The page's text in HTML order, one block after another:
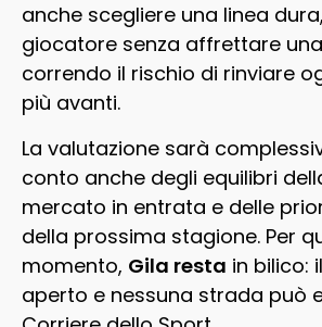
anche scegliere una linea
giocatore senza affrettare
correndo il rischio di rinviare
più avanti.
La valutazione sarà
conto anche degli equilibri
mercato in entrata e delle
della prossima stagione. Per
momento, Gila resta in bilico:
aperto e nessuna strada può